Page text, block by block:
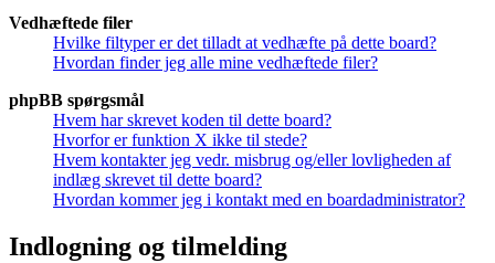
Vedhæftede filer
Hvilke filtyper er det tilladt at vedhæfte på dette board?
Hvordan finder jeg alle mine vedhæftede filer?
phpBB spørgsmål
Hvem har skrevet koden til dette board?
Hvorfor er funktion X ikke til stede?
Hvem kontakter jeg vedr. misbrug og/eller lovligheden af
indlæg skrevet til dette board?
Hvordan kommer jeg i kontakt med en boardadministrator?
Indlogning og tilmelding